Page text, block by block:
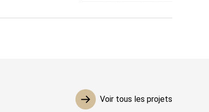
Voir tous les projets